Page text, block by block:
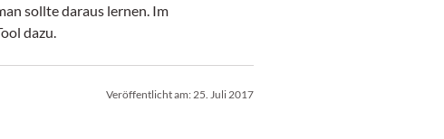
sollte daraus lernen. Im
dazu.
Veröffentlicht am:25. Juli 2017